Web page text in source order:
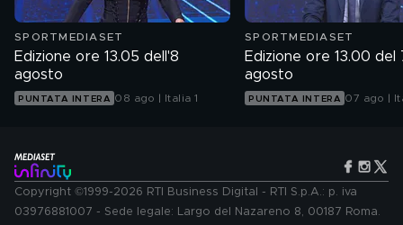
SPORTMEDIASET
Edizione ore 13.05 dell'8
agosto
PUNTATA INTERA 08 ago | Italia 1
SPORTMEDIASET
Edizione ore 13.00 del
agosto
PUNTATA INTERA 07 ago |
Copyright ©1999-2026 RTI Business Digital - RTI S.p.A.: p. iva
03976881007 - Sede legale: Largo del Nazareno 8, 00187 Roma.